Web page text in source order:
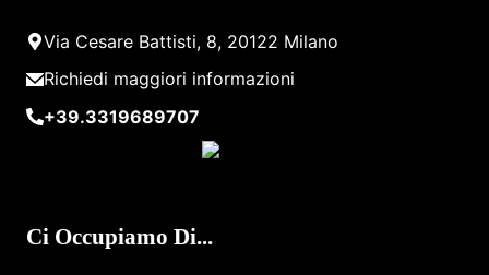
Via Cesare Battisti, 8, 20122 Milano
Richiedi maggiori informazioni
+39.3319689707
Ci Occupiamo Di...